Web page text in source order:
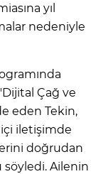
yıl
nedeniyle
"Dijital Çağ ve
eden Tekin,
içi iletişimde
doğrudan
Ailenin